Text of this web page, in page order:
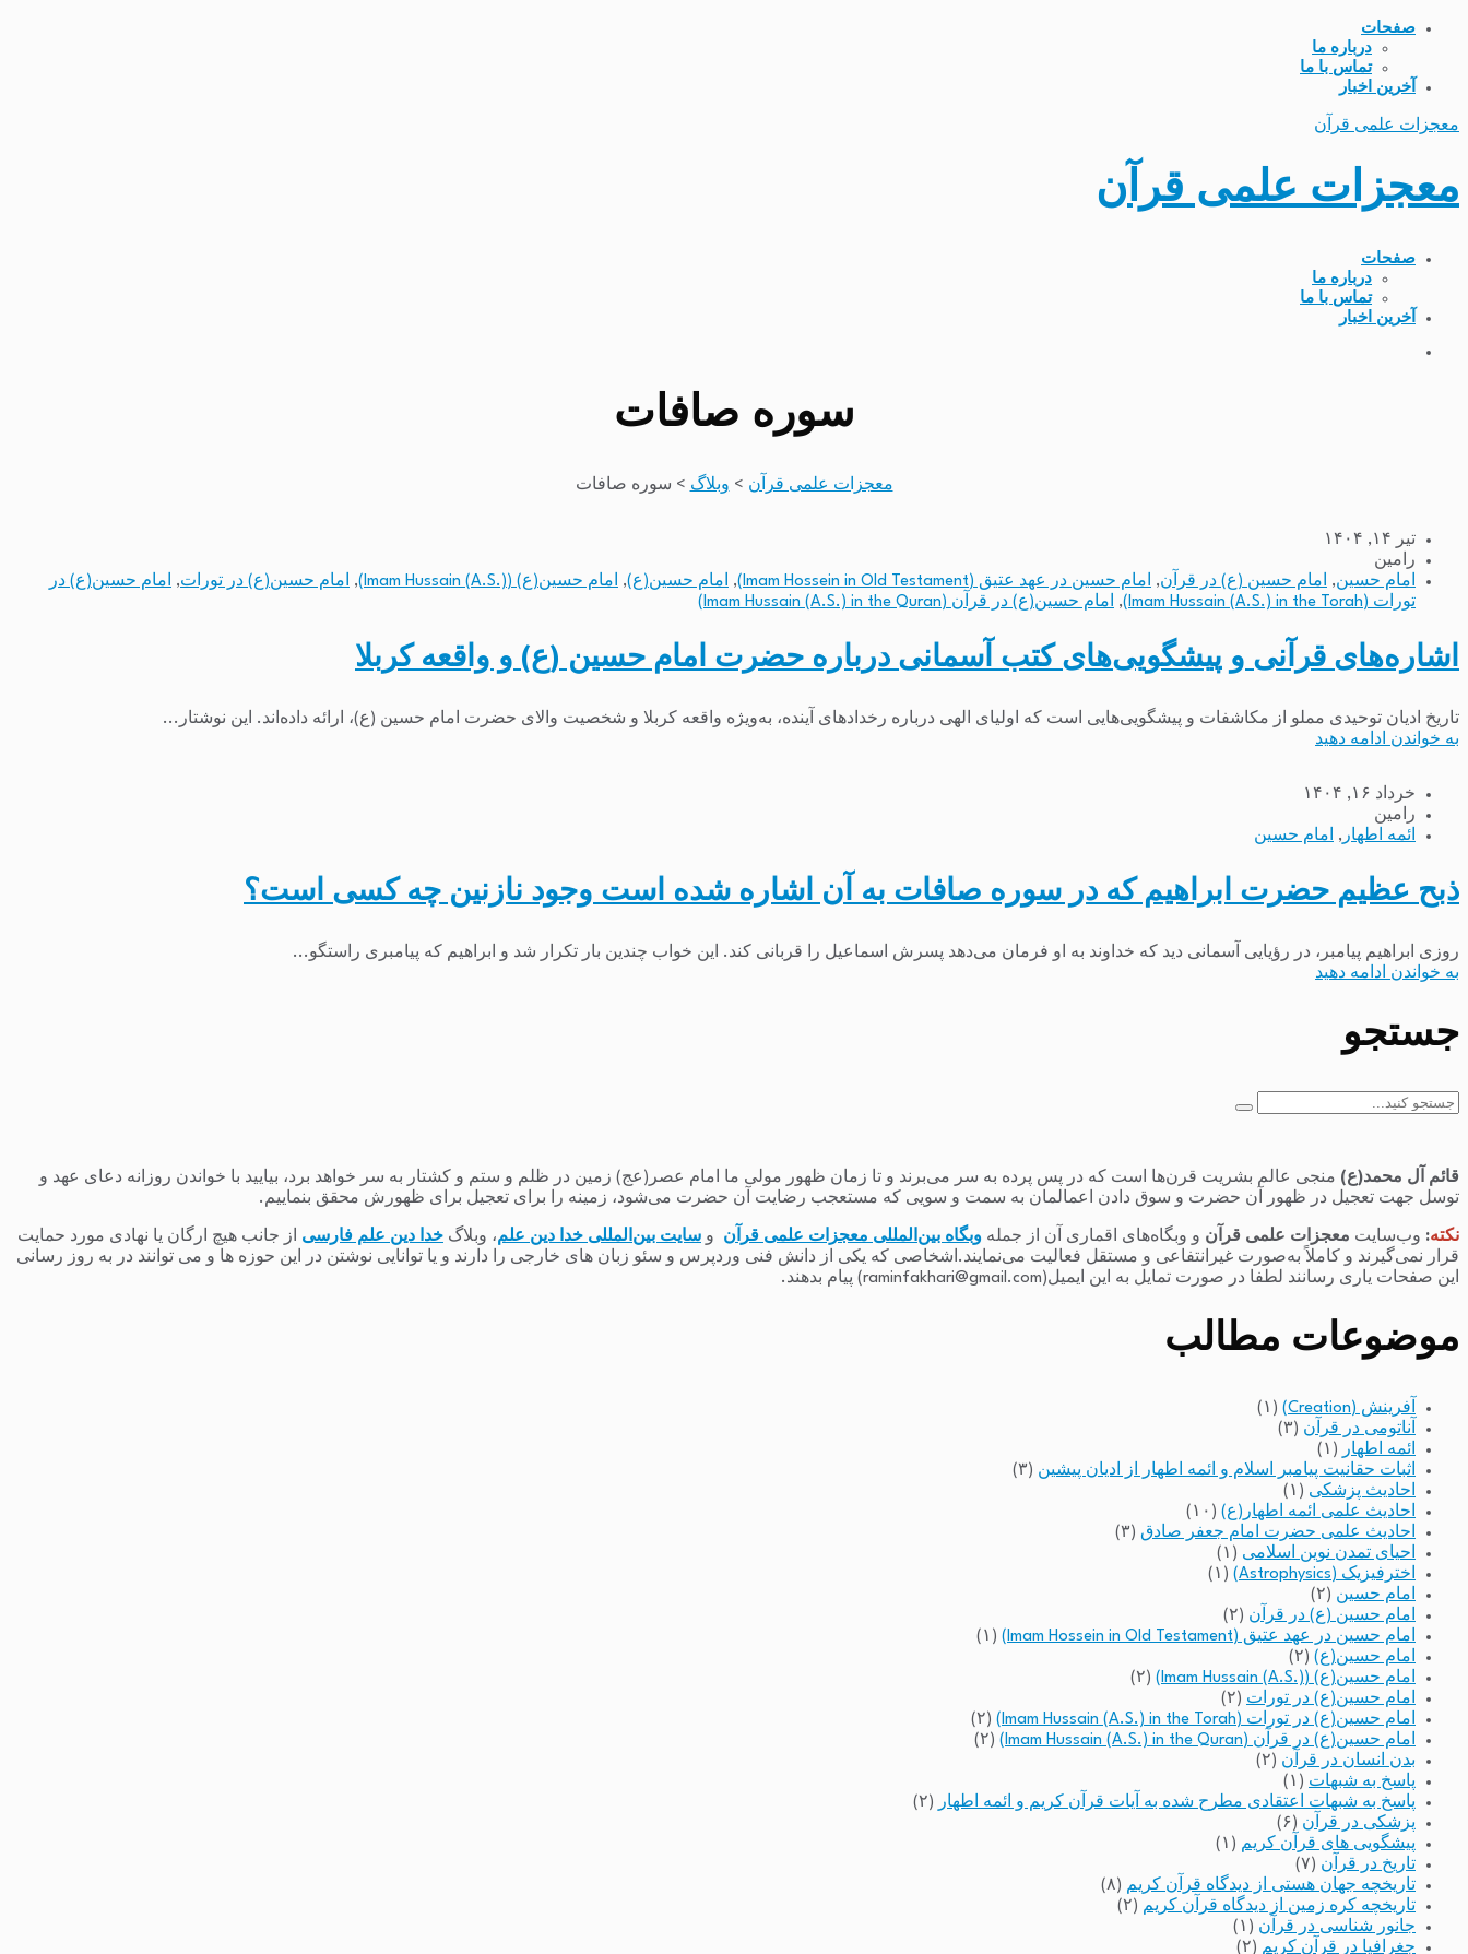
صفحات
درباره ما
تماس با ما
آخرین اخبار
معجزات علمی قرآن
معجزات علمی قرآن
صفحات
درباره ما
تماس با ما
آخرین اخبار
سوره صافات
معجزات علمی قرآن > وبلاگ > سوره صافات
تیر ۱۴, ۱۴۰۴
رامین
امام حسین, امام حسین (ع) در قرآن, امام حسین در عهد عتیق (Imam Hossein in Old Testament) , امام حسین(ع), امام حسین(ع) (Imam Hussain (A.S.)) , امام حسین(ع) در تورات, امام حسین(ع) در
تورات (Imam Hussain (A.S.) in the Torah)
, امام حسین(ع) در قرآن (Imam Hussain (A.S.) in the Quran)
اشاره‌های قرآنی و پیشگویی‌های کتب آسمانی درباره حضرت امام حسین (ع) و واقعه کربلا
تاریخ ادیان توحیدی مملو از مکاشفات و پیشگویی‌هایی است که اولیای الهی درباره رخدادهای آینده، به‌ویژه واقعه کربلا و شخصیت والای حضرت امام حسین (ع)، ارائه داده‌اند. این نوشتار...
به خواندن ادامه دهید
خرداد ۱۶, ۱۴۰۴
رامین
ائمه اطهار , امام حسین
ذبح عظیم حضرت ابراهیم که در سوره صافات به آن اشاره شده است وجود نازنین چه کسی است؟
روزی ابراهیم پیامبر، در رؤیایی آسمانی دید که خداوند به او فرمان می‌دهد پسرش اسماعیل را قربانی کند. این خواب چندین بار تکرار شد و ابراهیم که پیامبری راستگو...
به خواندن ادامه دهید
جستجو
جستجو
قائم آل محمد(ع) منجی عالم بشریت قرن‌ها است که در پس پرده به سر می‌برند و تا زمان ظهور مولی ما امام عصر(عج) زمین در ظلم و ستم و کشتار به سر خواهد برد، بیایید با خواندن روزانه دعای عهد و
توسل جهت تعجیل در ظهور آن حضرت و سوق دادن اعمالمان به سمت و سویی که مستعجب رضایت آن حضرت می‌شود، زمینه را برای تعجیل برای ظهورش محقق بنماییم.
نکته: وب‌سایت معجزات علمی قرآن و وبگاه‌های اقماری آن از جمله وبگاه بین‌المللی معجزات علمی قرآن و سایت بین‌المللی خدا دین علم، وبلاگ خدا دین علم فارسی از جانب هیچ ارگان یا نهادی مورد حمایت
قرار نمی‌گیرند و کاملاً به‌صورت غیرانتفاعی و مستقل فعالیت می‌نمایند.اشخاصی که یکی از دانش فنی وردپرس و سئو زبان های خارجی را دارند و یا توانایی نوشتن در این حوزه ها و می توانند در به روز رسانی
این صفحات یاری رسانند لطفا در صورت تمایل به این ایمیل(raminfakhari@gmail.com) پیام بدهند.
موضوعات مطالب
آفرینش (Creation)
(۱)
آناتومی در قرآن (۳)
ائمه اطهار
(۱)
اثبات حقانیت پیامبر اسلام و ائمه اطهار از ادیان پیشین (۳)
احادیث پزشکی (۱)
احادیث علمی ائمه اطهار(ع) (۱۰)
احادیث علمی حضرت امام جعفر صادق (۳)
احیای تمدن نوین اسلامی (۱)
اخترفیزیک (Astrophysics)
(۱)
امام حسین (۲)
امام حسین (ع) در قرآن (۲)
امام حسین در عهد عتیق (Imam Hossein in Old Testament)
(۱)
امام حسین(ع) (۲)
امام حسین(ع) (Imam Hussain (A.S.))
(۲)
امام حسین(ع) در تورات (۲)
امام حسین(ع) در تورات (Imam Hussain (A.S.) in the Torah)
(۲)
امام حسین(ع) در قرآن (Imam Hussain (A.S.) in the Quran)
(۲)
بدن انسان در قرآن (۲)
پاسخ به شبهات (۱)
پاسخ به شبهات اعتقادی مطرح شده به آیات قرآن کریم و ائمه اطهار
(۲)
پزشکی در قرآن (۶)
پیشگویی های قرآن کریم (۱)
تاریخ در قرآن (۷)
تاریخچه جهان هستی از دیدگاه قرآن کریم (۸)
تاریخچه کره زمین از دیدگاه قرآن کریم (۲)
جانور شناسی در قرآن (۱)
جغرافیا در قرآن کریم (۲)